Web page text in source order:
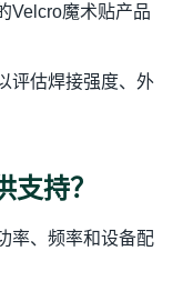
Velcro魔术贴产品
评估焊接强度、外
支持？
率、频率和设备配